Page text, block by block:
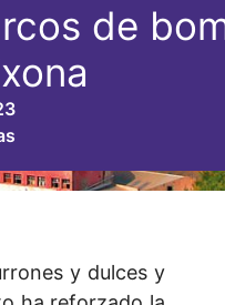
de
y dulces y